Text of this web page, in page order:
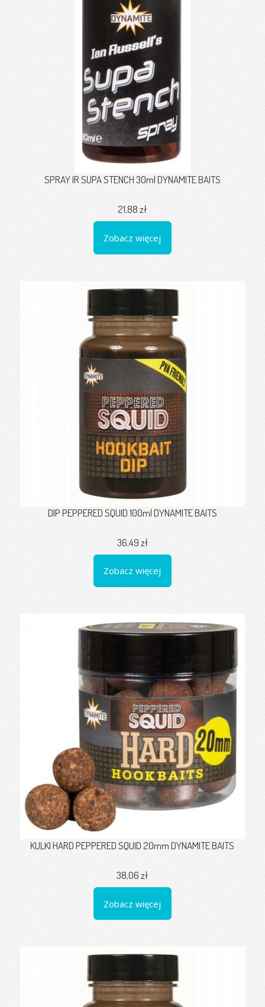
SPRAY IR SUPA STENCH 30ml DYNAMITE BAITS
21,88 zł
Zobacz więcej
DIP PEPPERED SQUID 100ml DYNAMITE BAITS
36,49 zł
Zobacz więcej
KULKI HARD PEPPERED SQUID 20mm DYNAMITE BAITS
38,06 zł
Zobacz więcej